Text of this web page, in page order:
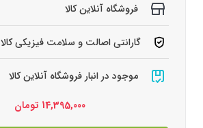
فروشگاه آنلاین کالا
گارانتی اصالت و سلامت فیزیکی کالا
موجود در انبار فروشگاه آنلاین کالا
14,395,000 تومان